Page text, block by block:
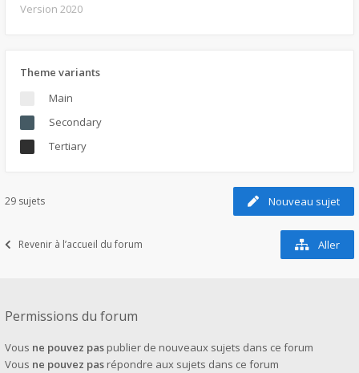
Version 2020
Theme variants
Main
Secondary
Tertiary
Nouveau sujet
29 sujets
Revenir à l’accueil du forum Aller
Permissions du forum
Vous ne pouvez pas publier de nouveaux sujets dans ce forum
Vous ne pouvez pas répondre aux sujets dans ce forum